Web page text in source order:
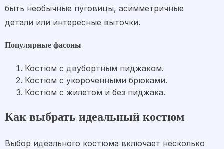
быть необычные пуговицы, асимметричные
детали или интересные выточки.
Популярные фасоны
Костюм с двубортным пиджаком.
Костюм с укороченными брюками.
Костюм с жилетом и без пиджака.
Как выбрать идеальный костюм
Выбор идеального костюма включает несколько